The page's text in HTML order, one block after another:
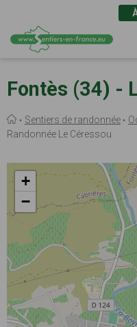
au
contenu
Fontès (34) -
Fil
d'Ariane
Sentiers de randonnée
Randonnée Le Céressou
+
−